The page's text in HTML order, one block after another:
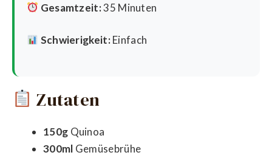
Gesamtzeit:35 Minuten
Schwierigkeit:Einfach
Zutaten
150g Quinoa
300ml Gemüsebrühe